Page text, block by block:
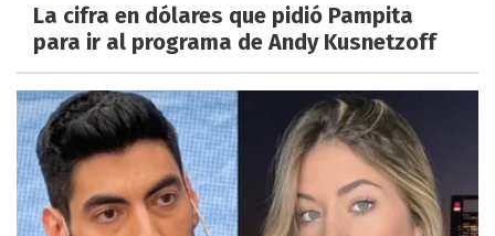
La cifra en dólares que pidió Pampita
para ir al programa de Andy Kusnetzoff